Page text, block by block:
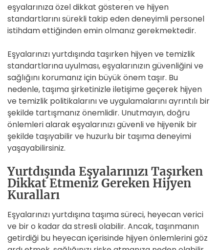
eşyalarınıza özel dikkat gösteren ve hijyen
standartlarını sürekli takip eden deneyimli personel
istihdam ettiğinden emin olmanız gerekmektedir.
Eşyalarınızı yurtdışında taşırken hijyen ve temizlik
standartlarına uyulması, eşyalarınızın güvenliğini ve
sağlığını korumanız için büyük önem taşır. Bu
nedenle, taşıma şirketinizle iletişime geçerek hijyen
ve temizlik politikalarını ve uygulamalarını ayrıntılı bir
şekilde tartışmanız önemlidir. Unutmayın, doğru
önlemleri alarak eşyalarınızı güvenli ve hijyenik bir
şekilde taşıyabilir ve huzurlu bir taşıma deneyimi
yaşayabilirsiniz.
Yurtdışında Eşyalarınızı Taşırken
Dikkat Etmeniz Gereken Hijyen
Kuralları
Eşyalarınızı yurtdışına taşıma süreci, heyecan verici
ve bir o kadar da stresli olabilir. Ancak, taşınmanın
getirdiği bu heyecan içerisinde hijyen önlemlerini göz